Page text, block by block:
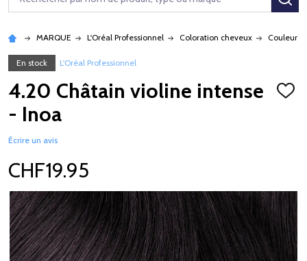
MARQUE L'Oréal Professionnel Coloration cheveux Couleur
En stock L'Oréal Professionnel
4.20 Châtain violine intense
- Inoa
Écrire un avis
CHF19.95